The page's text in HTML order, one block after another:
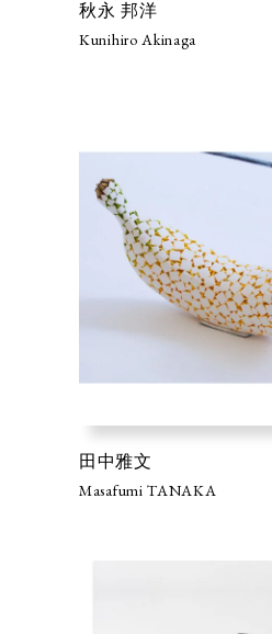
秋永 邦洋
Kunihiro Akinaga
田中雅文
Masafumi TANAKA